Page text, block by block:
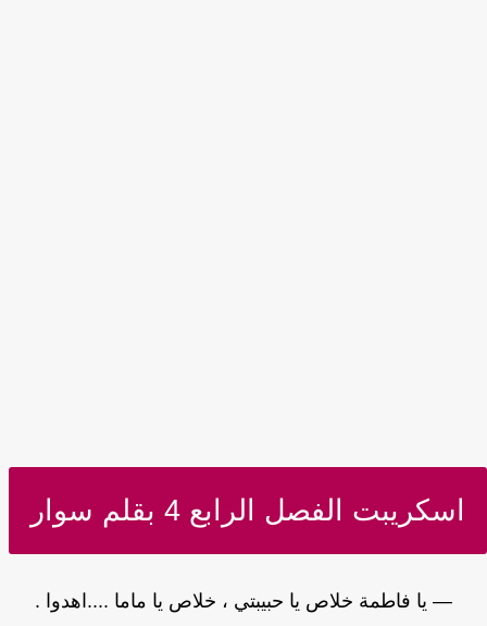
اسكريبت الفصل الرابع 4 بقلم سوار
— يا فاطمة خلاص يا حبيبتي ، خلاص يا ماما ....اهدوا .